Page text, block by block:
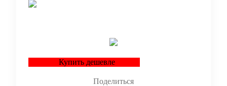
Купить дешевле
Поделиться